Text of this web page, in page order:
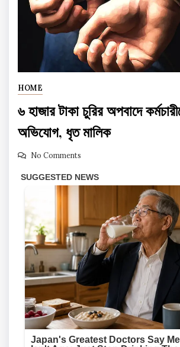
HOME
৬ হাজার টাকা চুরির অপবাদে
অভিযোগ, ধৃত মালিক
No Comments